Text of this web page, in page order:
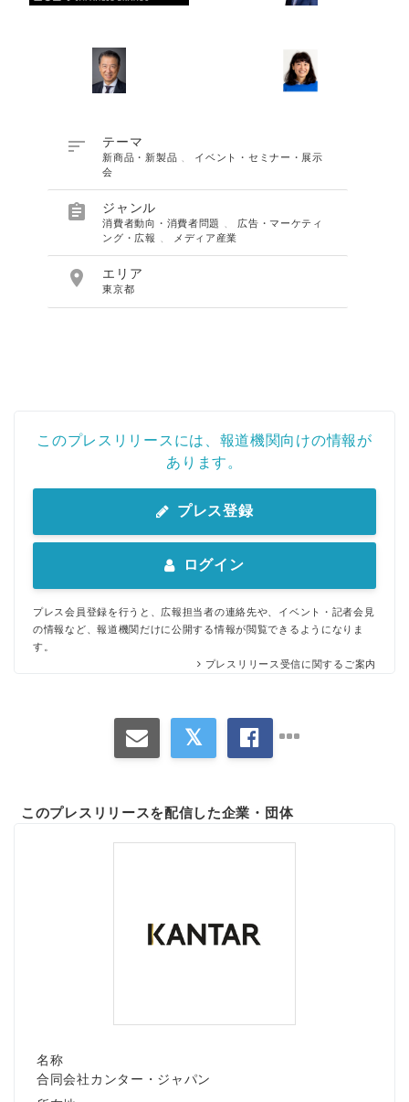
 テーマ
新商品・新製品
イベント・セミナー・展示
会
 ジャンル
消費者動向・消費者問題
広告・マーケティ
ング・広報
メディア産業
 エリア
東京都
このプレスリリースには、報道機関向けの情報が
あります。
プレス登録
ログイン
プレス会員登録を行うと、広報担当者の連絡先や、イベント・記者会見
の情報など、報道機関だけに公開する情報が閲覧できるようになりま
す。
プレスリリース受信に関するご案内
このプレスリリースを配信した企業・団体
名称
合同会社カンター・ジャパン